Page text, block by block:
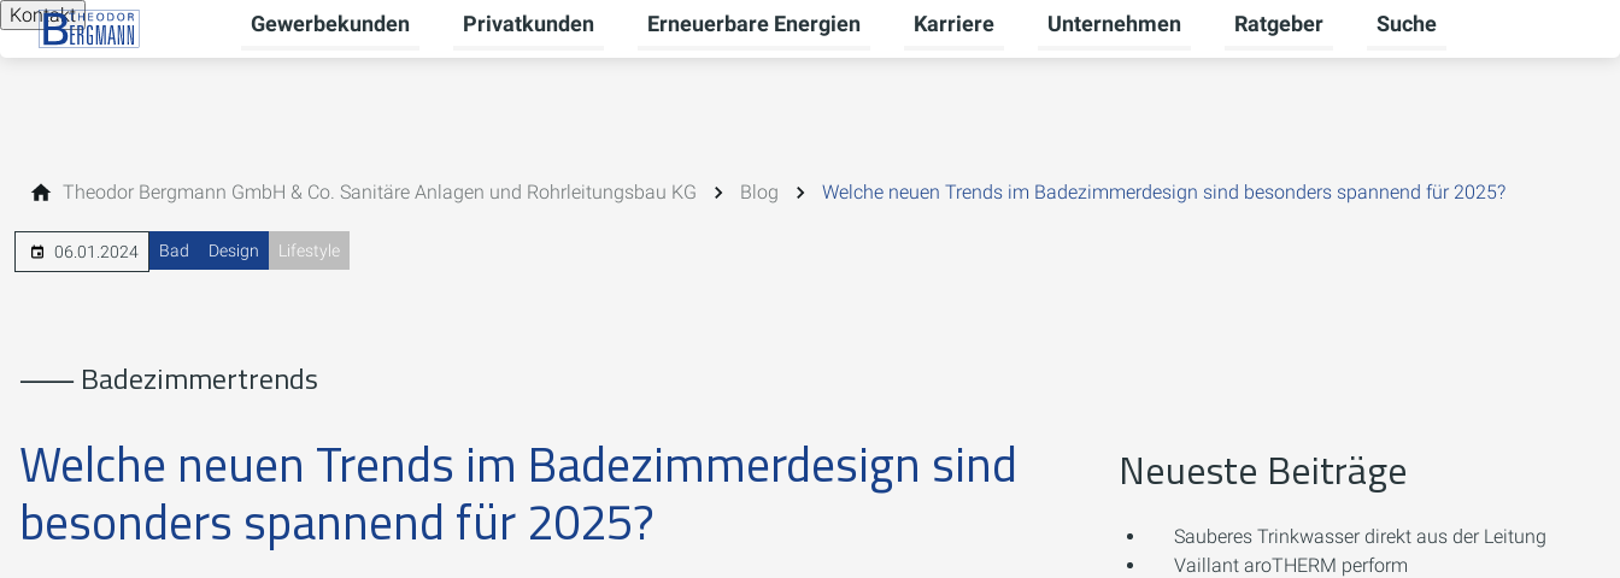
Kontakt Gewerbekunden
Untermenü für Gewerbekunden umschalten
Privatkunden
Untermenü für Privatkunden umschalten
Erneuerbare Energien
Untermenü für Erneuerbare Energien umschalten
Karriere
Untermenü für Karriere umschalten
Unternehmen
Untermenü für Unternehmen umschalten
Ratgeber
Untermenü für Ratgeber
Suche
Theodor Bergmann GmbH & Co. Sanitäre Anlagen und Rohrleitungsbau KG Blog Welche neuen Trends im Badezimmerdesign sind besonders spannend für 2025?
06.01.2024 Bad Design Lifestyle
⸺ Badezimmertrends
Welche neuen Trends im Badezimmerdesign sind
besonders spannend für 2025?
Neueste Beiträge
Sauberes Trinkwasser direkt aus der Leitung
Vaillant aroTHERM perform